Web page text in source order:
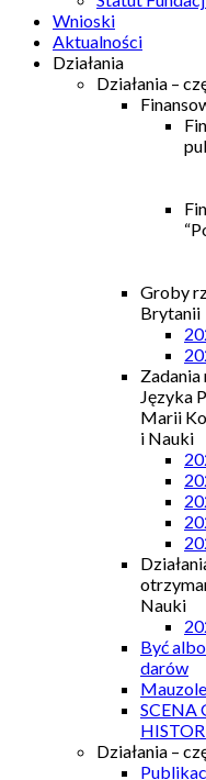
Wnioski
Aktualności
Działania
Działania –
Groby
Brytanii
Języka
Marii
i Nauki
Nauki
Być
darów
SCENA
Działania –